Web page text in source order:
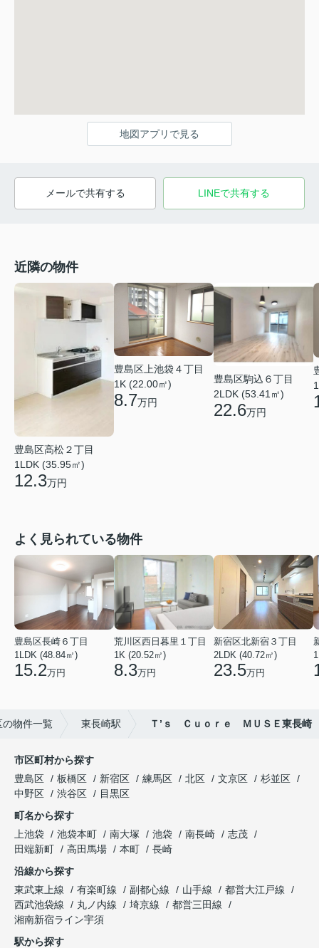
地図アプリで見る
メールで共有する LINEで共有する
近隣の物件
豊島区高松２丁目
1LDK (35.95㎡)
12.3万円
豊島区上池袋４丁目
1K (22.00㎡)
8.7万円
豊島区駒込６丁目
2LDK (53.41㎡)
22.6万円
よく見られている物件
豊島区長崎６丁目
1LDK (48.84㎡)
15.2万円
荒川区西日暮里１丁目
1K (20.52㎡)
8.3万円
新宿区北新宿３丁目
2LDK (40.72㎡)
23.5万円
の物件一覧 東長崎駅 Ｔ’ｓ Ｃｕｏｒｅ ＭＵＳＥ東長崎
市区町村から探す
豊島区
板橋区 新宿区 練馬区 北区 文京区
杉並区
中野区
渋谷区
目黒区
町名から探す
上池袋
池袋本町 南大塚 池袋 南長崎
志茂
田端新町
高田馬場 本町
長崎
沿線から探す
東武東上線
有楽町線 副都心線 山手線
都営大江戸線
西武池袋線
丸ノ内線 埼京線
都営三田線
湘南新宿ライン宇須
駅から探す